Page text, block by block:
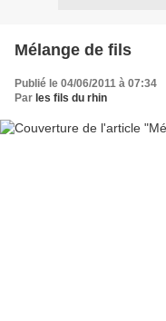
Mélange de fils
Publié le 04/06/2011 à 07:34
Par les fils du rhin